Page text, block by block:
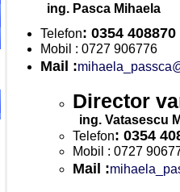
ing. Pasca Mihaela
Telefon: 0354
Mobil : 0727 906776
Mail :
Director
ing. Vatasescu
Telefon: 0354
Mobil : 0727
Mail :